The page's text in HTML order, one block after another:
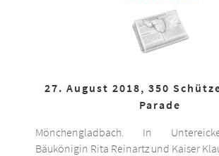
27. August 2018, 350
Parade
Mönchengladbach. In
Bäukönigin Rita Reinartz und Kaiser